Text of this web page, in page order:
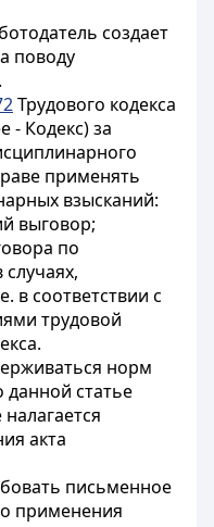
создает
поводу
Трудового кодекса
- Кодекс) за
применять
взысканий:
выговор;
по
в соответствии с
трудовой
норм
данной статье
акта
письменное
применения